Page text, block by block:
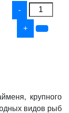
крупного
видов рыб